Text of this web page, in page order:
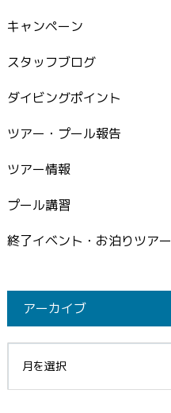
キャンペーン
スタッフブログ
ダイビングポイント
ツアー・プール報告
ツアー情報
プール講習
終了イベント・お泊りツアー
アーカイブ